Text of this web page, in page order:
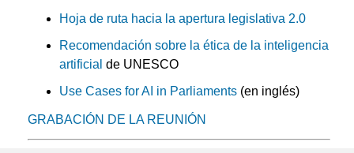
Hoja de ruta hacia la apertura legislativa 2.0
Recomendación sobre la ética de la inteligencia
artificial de UNESCO
Use Cases for AI in Parliaments (en inglés)
GRABACIÓN DE LA REUNIÓN